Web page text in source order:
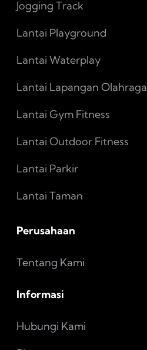
Jogging Track
Lantai Playground
Lantai Waterplay
Lantai Lapangan Olahraga
Lantai Gym Fitness
Lantai Outdoor Fitness
Lantai Parkir
Lantai Taman
Perusahaan
Tentang Kami
Informasi
Hubungi Kami